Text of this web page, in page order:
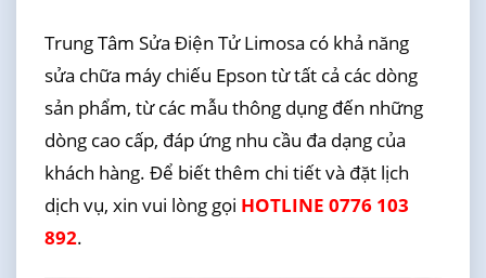
Trung Tâm Sửa Điện Tử Limosa có khả năng
sửa chữa máy chiếu Epson từ tất cả các dòng
sản phẩm, từ các mẫu thông dụng đến những
dòng cao cấp, đáp ứng nhu cầu đa dạng của
khách hàng. Để biết thêm chi tiết và đặt lịch
dịch vụ, xin vui lòng gọi HOTLINE 0776 103
892.